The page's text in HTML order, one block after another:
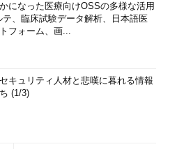
になった医療向けOSSの多様な活用
、臨床試験データ解析、日本語医
フォーム、画...
キュリティ人材と悲嘆に暮れる情報
(1/3)